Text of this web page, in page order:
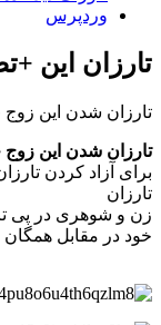
وردپرس
تارزان این
تارزان شدن این زوج
تارزان شدن این زوج
برای آزاد کردن
تارزان
زن و شوهری در پی
خود در مقابل همگان